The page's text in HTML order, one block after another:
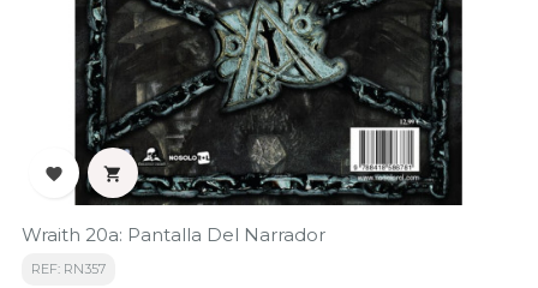
 
Wraith 20a: Pantalla Del Narrador
REF: RN357